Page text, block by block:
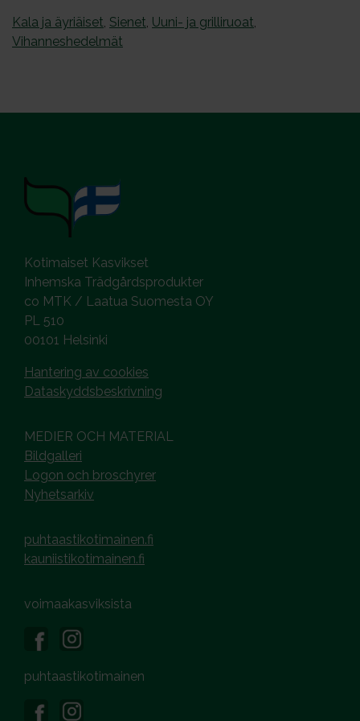
Kala ja äyriäiset, Sienet, Uuni- ja grilliruoat,
Vihanneshedelmät
Kotimaiset Kasvikset
Inhemska Trädgårdsprodukter
co MTK / Laatua Suomesta OY
PL 510
00101 Helsinki
Hantering av cookies
Dataskyddsbeskrivning
MEDIER OCH MATERIAL
Bildgalleri
Logon och broschyrer
Nyhetsarkiv
puhtaastikotimainen.fi
kauniistikotimainen.fi
voimaakasviksista
puhtaastikotimainen